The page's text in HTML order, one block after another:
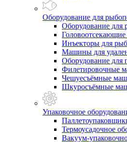
Оборудование для
Оборудование для
Инъекторы для
Машины для
Оборудование для
Филетировочные
Чешуесъёмные
Шкуросъёмные
Упаковочное
Термоусадочное
Вакуум-